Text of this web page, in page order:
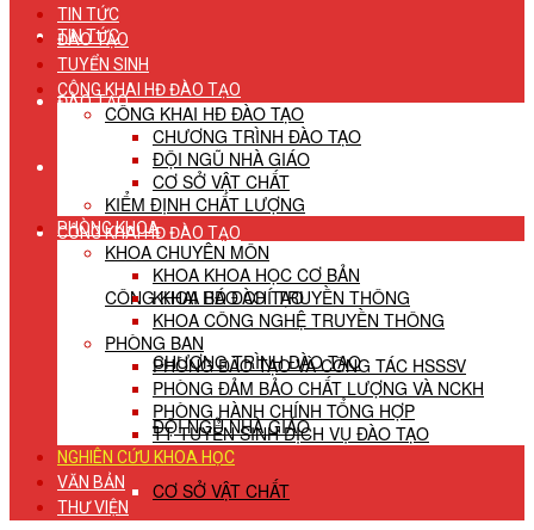
TIN TỨC
ĐÀO TẠO
TUYỂN SINH
CÔNG KHAI HĐ ĐÀO TẠO
CÔNG KHAI HĐ ĐÀO TẠO
CHƯƠNG TRÌNH ĐÀO TẠO
ĐỘI NGŨ NHÀ GIÁO
CƠ SỞ VẬT CHẤT
TIN TỨC
ĐÀO TẠO
TUYỂN SINH
CÔNG KHAI HĐ ĐÀO TẠO
CÔNG KHAI HĐ ĐÀO TẠO
CHƯƠNG TRÌNH ĐÀO TẠO
ĐỘI NGŨ NHÀ GIÁO
CƠ SỞ VẬT CHẤT
KIỂM ĐỊNH CHẤT LƯỢNG
PHÒNG KHOA
KHOA CHUYÊN MÔN
KHOA KHOA HỌC CƠ BẢN
KHOA BÁO CHÍ TRUYỀN THÔNG
KHOA CÔNG NGHỆ TRUYỀN THÔNG
PHÒNG BAN
PHÒNG ĐÀO TẠO VÀ CÔNG TÁC HSSSV
PHÒNG ĐẢM BẢO CHẤT LƯỢNG VÀ NCKH
PHÒNG HÀNH CHÍNH TỔNG HỢP
TT TUYỂN SINH DỊCH VỤ ĐÀO TẠO
NGHIÊN CỨU KHOA HỌC
VĂN BẢN
THƯ VIỆN